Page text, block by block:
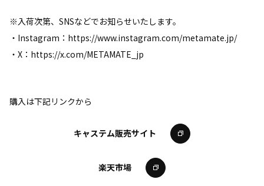
※入荷次第、SNSなどでお知らせいたします。
・Instagram：https://www.instagram.com/metamate.jp/
・X：https://x.com/METAMATE_jp
購入は下記リンクから
キャステム販売サイト
楽天市場